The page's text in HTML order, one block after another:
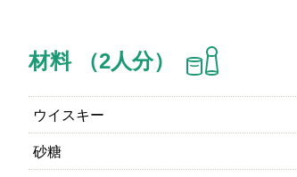
材料 （2人分）
ウイスキー
砂糖